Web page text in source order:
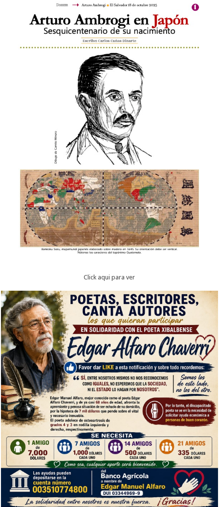
Click aqui para ver